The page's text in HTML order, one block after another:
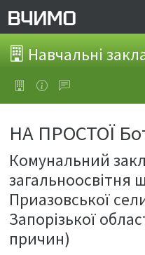
Навчальні
НА ПРОСТОЇ
Комунальний
загальноосвітня
Приазовської
Запорізької
причин)